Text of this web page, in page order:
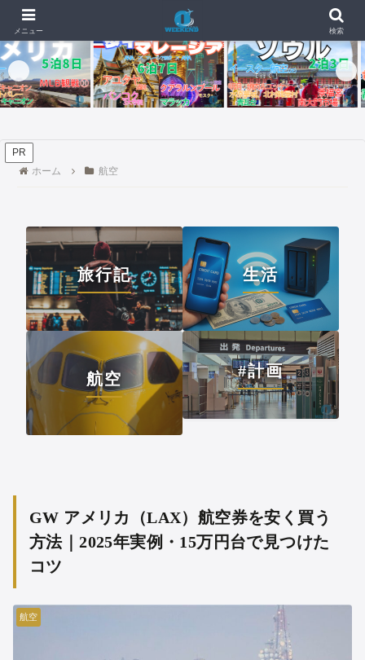
📰 新着記事
【4日目・最終日】イパオビーチでモンスターバーガー、チャモロプレ
PR
ホーム
航空
旅行記 生活
航空 #計画
GW アメリカ（LAX）航空券を安く買う
方法｜2025年実例・15万円台で見つけた
コツ
航空
メニュー 検索